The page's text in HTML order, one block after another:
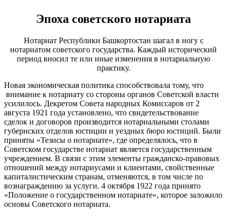
Эпоха советского нотариата
Нотариат Республики Башкортостан шагал в ногу с
нотариатом советского государства. Каждый исторический
период вносил те или иные изменения в нотариальную
практику.
Новая экономическая политика способствовала тому, что
внимание к нотариату со стороны органов Советской власти
усилилось. Декретом Совета народных Комиссаров от 2
августа 1921 года установлено, что свидетельствование
сделок и договоров производится нотариальными столами
губернских отделов юстиции и уездных бюро юстиций. Были
приняты «Тезисы о нотариате», где определялось, что в
Советском государстве нотариат является государственным
учреждением. В связи с этим элементы гражданско-правовых
отношений между нотариусами и клиентами, свойственные
капиталистическим странам, отменяются, в том числе по
вознаграждению за услуги. 4 октября 1922 года принято
«Положение о государственном нотариате», которое заложило
основы Советского нотариата.